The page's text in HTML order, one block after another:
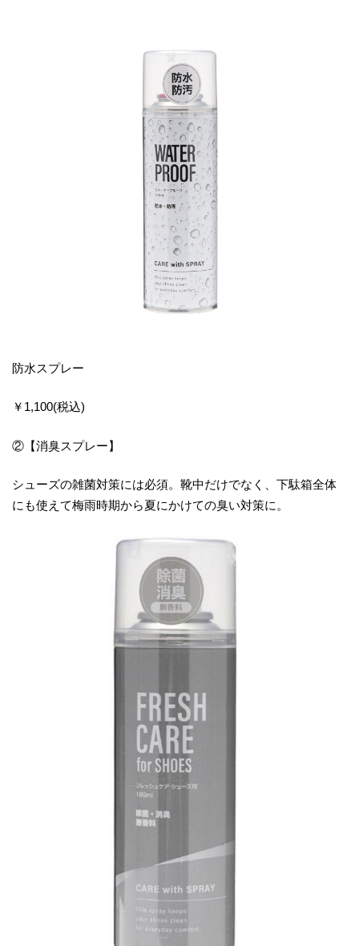
防水スプレー
￥1,100(税込)
②【消臭スプレー】
シューズの雑菌対策には必須。靴中だけでなく、下駄箱全体
にも使えて梅雨時期から夏にかけての臭い対策に。